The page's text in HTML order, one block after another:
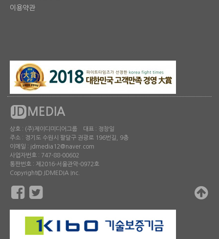
이용약관
JD MEDIA
상호 : (주)제이디미디어그룹 대표 : 정창일
주소 : 경기도 수원시 팔달구 권광로 196번길, 9층
이메일 : jdmedia12@naver.com
사업자번호 : 747-88-00602
통판번호 : 제2016-서울관악-0972호
Copyright© JDMEDIA Inc.